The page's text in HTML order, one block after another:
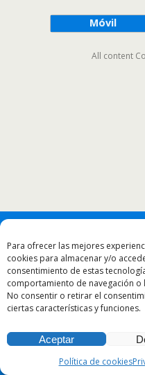
Para ofrecer las mejores
cookies para almacenar y/o
consentimiento de estas
comportamiento de navegación o
No consentir o retirar el
ciertas características y funciones.
Aceptar
Política de cookies
Móvil
All content